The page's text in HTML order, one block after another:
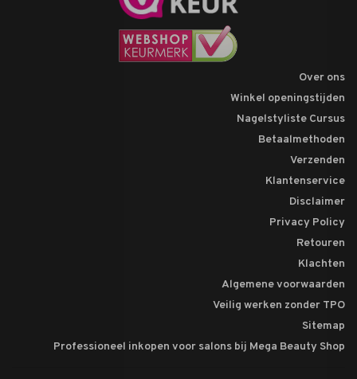
Over ons
Winkel openingstijden
Nagelstyliste Cursus
Betaalmethoden
Verzenden
Klantenservice
Disclaimer
Privacy Policy
Retouren
Klachten
Algemene voorwaarden
Veilig werken zonder TPO
Sitemap
Professioneel inkopen voor salons bij Mega Beauty Shop